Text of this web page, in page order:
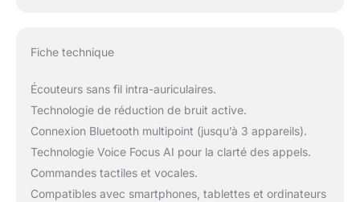
Fiche technique
Écouteurs sans fil intra-auriculaires.
Technologie de réduction de bruit active.
Connexion Bluetooth multipoint (jusqu’à 3 appareils).
Technologie Voice Focus AI pour la clarté des appels.
Commandes tactiles et vocales.
Compatibles avec smartphones, tablettes et ordinateurs